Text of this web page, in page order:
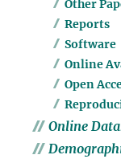
Other
Reports
Software
Online
Open
Online